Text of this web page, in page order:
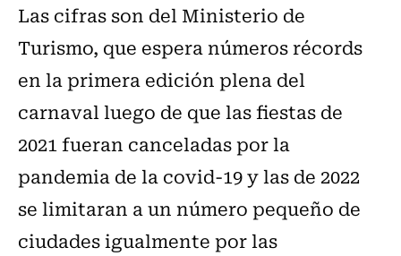
Las cifras son del Ministerio de
Turismo, que espera números récords
en la primera edición plena del
carnaval luego de que las fiestas de
2021 fueran canceladas por la
pandemia de la covid-19 y las de 2022
se limitaran a un número pequeño de
ciudades igualmente por las